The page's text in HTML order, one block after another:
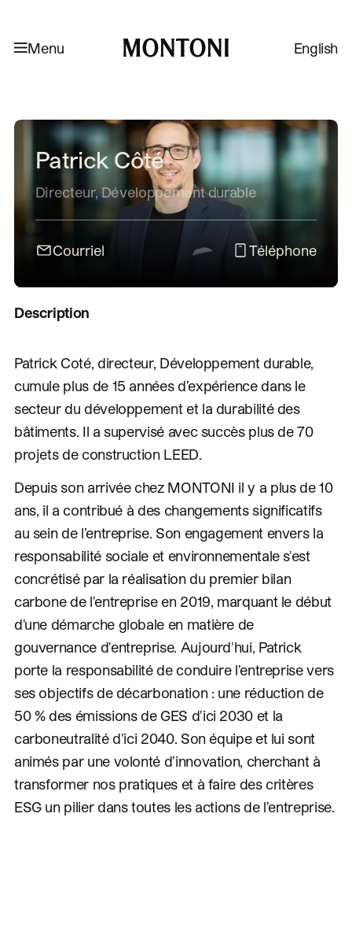
Menu English
Patrick Côté
Directeur, Développement durable
Courriel Téléphone
Description
Patrick Coté, directeur, Développement durable,
cumule plus de 15 années d’expérience dans le
secteur du développement et la durabilité des
bâtiments. Il a supervisé avec succès plus de 70
projets de construction LEED.
Depuis son arrivée chez MONTONI il y a plus de 10
ans, il a contribué à des changements significatifs
au sein de l’entreprise. Son engagement envers la
responsabilité sociale et environnementale s'est
concrétisé par la réalisation du premier bilan
carbone de l'entreprise en 2019, marquant le début
d'une démarche globale en matière de
gouvernance d'entreprise. Aujourd'hui, Patrick
porte la responsabilité de conduire l’entreprise vers
ses objectifs de décarbonation : une réduction de
50 % des émissions de GES d'ici 2030 et la
carboneutralité d'ici 2040. Son équipe et lui sont
animés par une volonté d’innovation, cherchant à
transformer nos pratiques et à faire des critères
ESG un pilier dans toutes les actions de l’entreprise.